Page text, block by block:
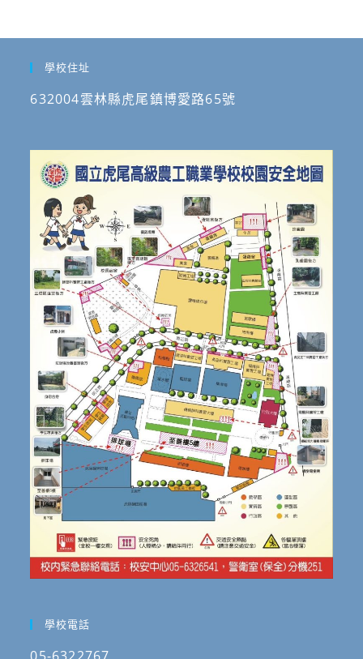
學校住址
632004雲林縣虎尾鎮博愛路65號
學校電話
05-6322767